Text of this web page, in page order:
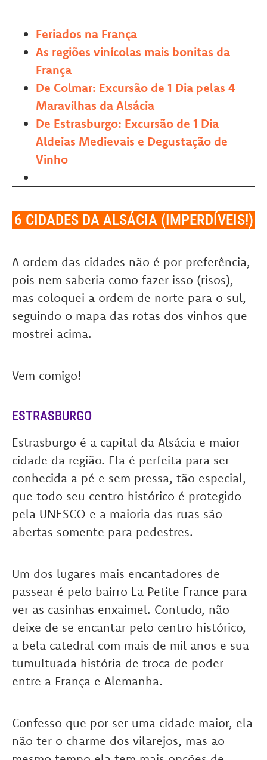
Feriados na França
As regiões vinícolas mais bonitas da
França
De Colmar: Excursão de 1 Dia pelas 4
Maravilhas da Alsácia
De Estrasburgo: Excursão de 1 Dia
Aldeias Medievais e Degustação de
Vinho
6 CIDADES DA ALSÁCIA (IMPERDÍVEIS!)
A ordem das cidades não é por preferência,
pois nem saberia como fazer isso (risos),
mas coloquei a ordem de norte para o sul,
seguindo o mapa das rotas dos vinhos que
mostrei acima.
Vem comigo!
ESTRASBURGO
Estrasburgo é a capital da Alsácia e maior
cidade da região. Ela é perfeita para ser
conhecida a pé e sem pressa, tão especial,
que todo seu centro histórico é protegido
pela UNESCO e a maioria das ruas são
abertas somente para pedestres.
Um dos lugares mais encantadores de
passear é pelo bairro La Petite France para
ver as casinhas enxaimel. Contudo, não
deixe de se encantar pelo centro histórico,
a bela catedral com mais de mil anos e sua
tumultuada história de troca de poder
entre a França e Alemanha.
Confesso que por ser uma cidade maior, ela
não ter o charme dos vilarejos, mas ao